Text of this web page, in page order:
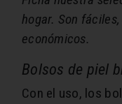
hogar. Son
económicos.
Bolsos de piel
Con el uso, los